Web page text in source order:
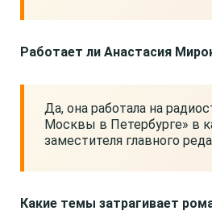
Работает ли Анастасия
Да, она работала на
Москвы в Петербурге» в
заместителя главного
Какие темы затрагивает